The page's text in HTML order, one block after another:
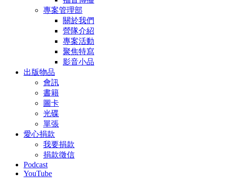
專案管理部
關於我們
營隊介紹
專案活動
聚焦特寫
影音小品
出版物品
會訊
書籍
圖卡
光碟
單張
愛心捐款
我要捐款
捐款徵信
Podcast
YouTube